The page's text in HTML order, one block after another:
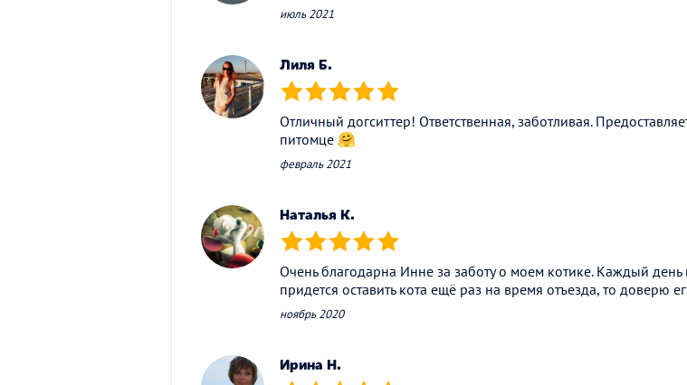
июль 2021
Лиля Б.
(*) (*) (*) (*) (*)
Отличный догситтер! Ответственная, заботливая.
питомце 🤗
февраль 2021
Наталья К.
(*) (*) (*) (*) (*)
Очень благодарна Инне за заботу о моем котике. Каждый
придется оставить кота ещё раз на время отъезда, то доверю
ноябрь 2020
Ирина Н.